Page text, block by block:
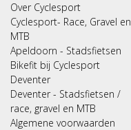
Over Cyclesport
Cyclesport- Race, Gravel en
MTB
Apeldoorn - Stadsfietsen
Bikefit bij Cyclesport
Deventer
Deventer - Stadsfietsen /
race, gravel en MTB
Algemene voorwaarden